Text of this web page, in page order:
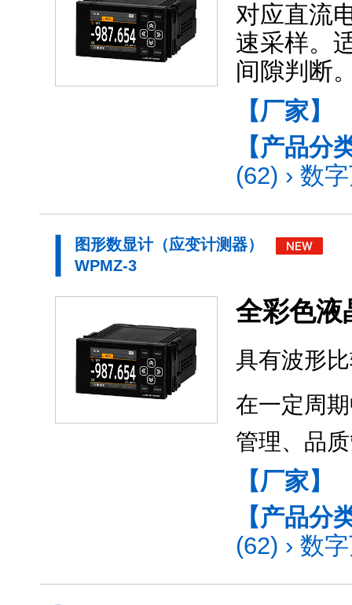
对应直流
速采样。
间隙判断
【厂家】
【产品分
(62) › 数
图形数显计（应变计测器）
WPMZ-3
全彩色液
具有波形
在一定周
管理、品
【厂家】
【产品分
(62) › 数